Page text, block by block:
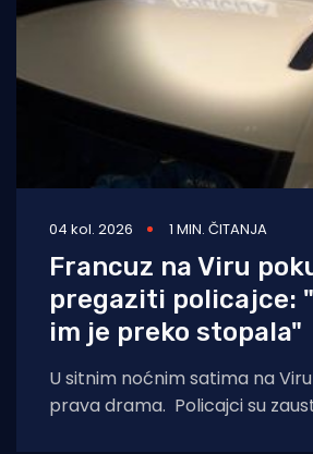
04 kol. 2026 1 MIN. ČITANJA
Francuz na Viru
pregaziti policajce:
im je preko stopala"
U sitnim noćnim satima na
prava drama. Policajci su